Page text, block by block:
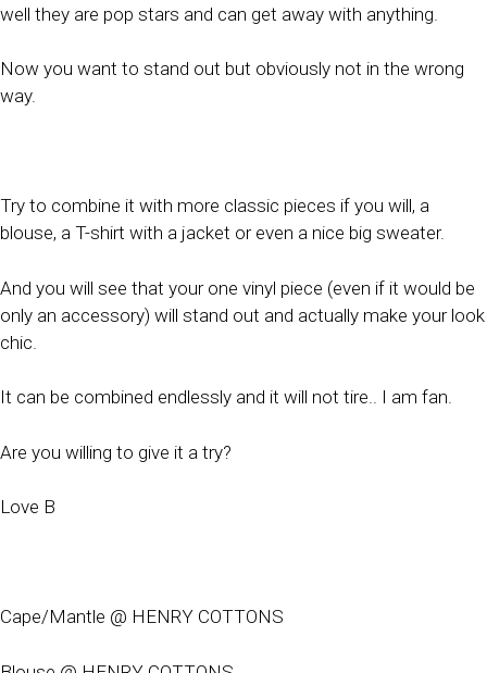
well they are pop stars and can get away with anything.
Now you want to stand out but obviously not in the wrong
way.
Try to combine it with more classic pieces if you will, a
blouse, a T-shirt with a jacket or even a nice big sweater.
And you will see that your one vinyl piece (even if it would be
only an accessory) will stand out and actually make your look
chic.
It can be combined endlessly and it will not tire.. I am fan.
Are you willing to give it a try?
Love B
Cape/Mantle @ HENRY COTTONS